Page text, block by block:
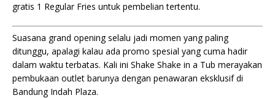
gratis 1 Regular Fries untuk pembelian tertentu.
Suasana grand opening selalu jadi momen yang paling
ditunggu, apalagi kalau ada promo spesial yang cuma hadir
dalam waktu terbatas. Kali ini Shake Shake in a Tub merayakan
pembukaan outlet barunya dengan penawaran eksklusif di
Bandung Indah Plaza.